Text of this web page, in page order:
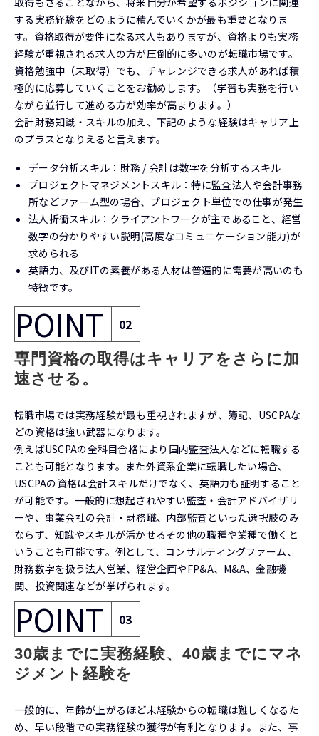
する実務経験をどのように積んでいくかが最も重要となりま
す。資格取得が要件になる求人もありますが、資格よりも実務
経験が重視される求人の方が圧倒的に多いのが転職市場です。
資格勉強中（未取得）でも、チャレンジできる求人があれば積
極的に応募していくことをお勧めします。（学習も実務を行い
ながら並行して進める方が効率が高まります。）
会計財務知識・スキルの加え、下記のような経験はキャリア上
のプラスとなりえると言えます。
データ分析スキル：財務 / 会計は数字を分析するスキル
プロジェクトマネジメントスキル：特に監査法人や会計事務
所などファーム型の場合、プロジェクト単位での仕事が発生
法人折衝スキル：クライアントワークが主であること、経営
数字の分かりやすい説明(高度なコミュニケーション能力)が
求められる
英語力、及びITの素養がある人材は普遍的に需要が高いのも
特徴です。
POINT 02
専門資格の取得はキャリアをさらに加
速させる。
転職市場では実務経験が最も重視されますが、簿記、USCPAな
どの資格は強い武器になります。
例えばUSCPAの全科目合格により国内監査法人などに転職する
ことも可能となります。また外資系企業に転職したい場合、
USCPAの資格は会計スキルだけでなく、英語力も証明すること
が可能です。一般的に想起されやすい監査・会計アドバイザリ
ーや、事業会社の会計・財務職、内部監査といった選択肢のみ
ならず、知識やスキルが活かせるその他の職種や業種で働くと
いうことも可能です。例として、コンサルティングファーム、
財務数字を扱う法人営業、経営企画やFP&A、M&A、金融機
関、投資関連などが挙げられます。
POINT 03
30歳までに実務経験、40歳までにマネ
ジメント経験を
一般的に、年齢が上がるほど未経験からの転職は難しくなるた
め、早い段階での実務経験の獲得が有利となります。また、事